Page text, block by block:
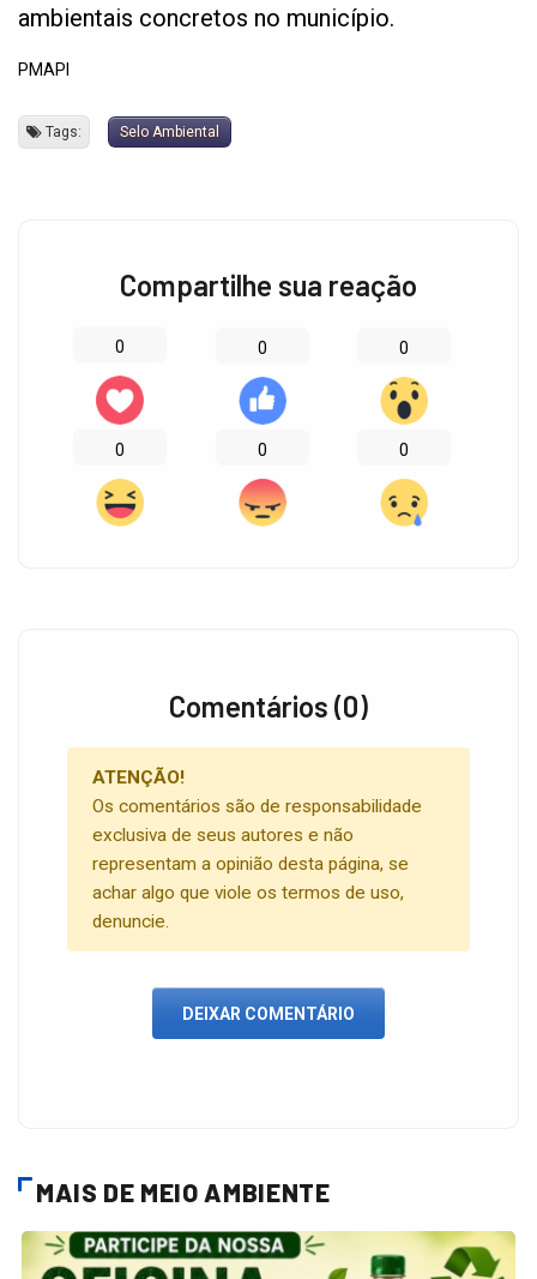
ambientais concretos no município.
PMAPI
Tags: Selo Ambiental
Compartilhe sua reação
0 0 0
0 0 0
Comentários (0)
ATENÇÃO!
Os comentários são de responsabilidade
exclusiva de seus autores e não
representam a opinião desta página, se
achar algo que viole os termos de uso,
denuncie.
DEIXAR COMENTÁRIO
MAIS DE MEIO AMBIENTE